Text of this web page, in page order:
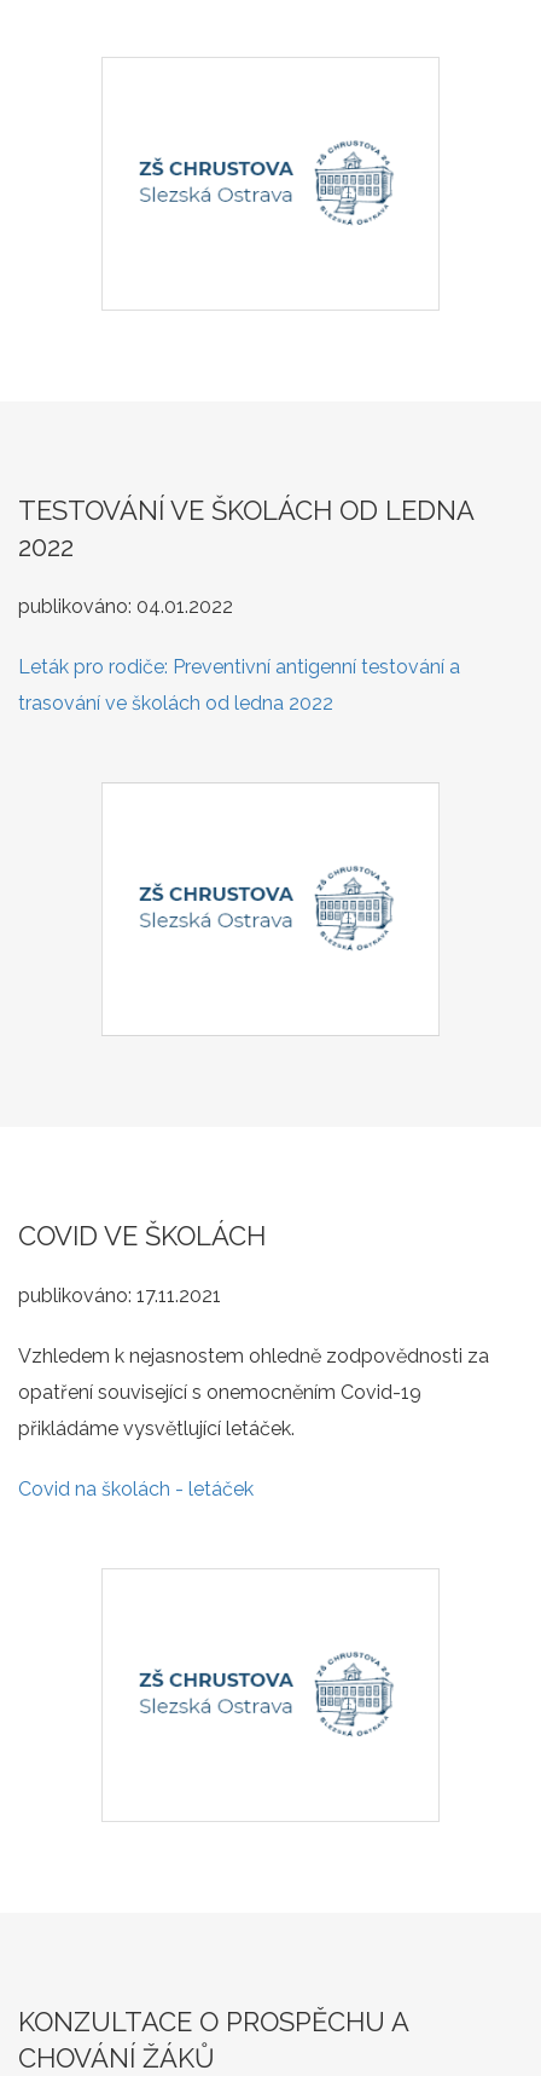
TESTOVÁNÍ VE ŠKOLÁCH OD LEDNA
2022
publikováno: 04.01.2022
Leták pro rodiče: Preventivní antigenní testování a
trasování ve školách od ledna 2022
COVID VE ŠKOLÁCH
publikováno: 17.11.2021
Vzhledem k nejasnostem ohledně zodpovědnosti za
opatření související s onemocněním Covid-19
přikládáme vysvětlující letáček.
Covid na školách - letáček
KONZULTACE O PROSPĚCHU A
CHOVÁNÍ ŽÁKŮ